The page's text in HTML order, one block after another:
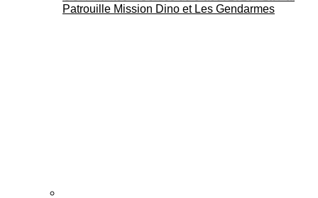
Patrouille Mission Dino et Les Gendarmes